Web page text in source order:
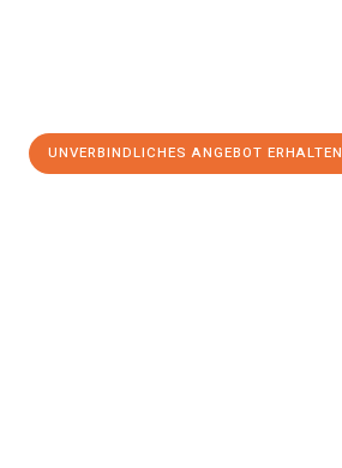
UNVERBINDLICHES ANGEBOT ERHALTEN